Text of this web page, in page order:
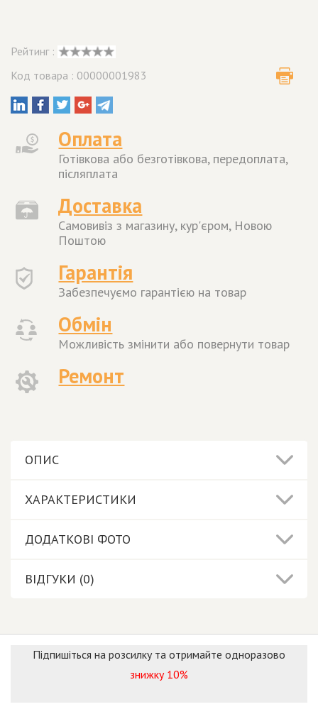
Рейтинг :
Код товара : 00000001983
Оплата
Готівкова або безготівкова, передоплата,
післяплата
Доставка
Самовивіз з магазину, кур'єром, Новою
Поштою
Гарантія
Забезпечуємо гарантією на товар
Обмін
Можливість змінити або повернути товар
Ремонт
ОПИС
ХАРАКТЕРИСТИКИ
ДОДАТКОВІ ФОТО
ВІДГУКИ (0)
Підпишіться на розсилку та отримайте одноразово
знижку 10%